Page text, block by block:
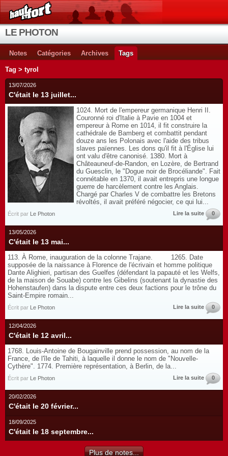
LE PHOTON
Notes Catégories Archives Tags
Tag > tyrol
13/07/2026
C'était le 13 juillet...
1024. Mort de l'empereur germanique Henri II.
Couronné roi d'Italie à Pavie en 1004 et
empereur à Rome en 1014, il fit construire la
cathédrale de Bamberg et combattit pendant
douze ans les Polonais avec l'aide des tribus
slaves païennes. Les dons qu'il fit à l'Église lui
ont valu d'être canonisé. 1380. Mort à
Châteauneuf-de-Randon, en Lozère, de Bertrand
du Guesclin, le "Dogue noir de Brocéliande". Fait
connétable en 1370, il avait entrepris une longue
guerre de harcèlement contre les Anglais.
Chargé par Charles V de combattre les Bretons
révoltés, il avait préféré négocier, ce qui lui...
Écrit par Le Photon Lire la suite 0
13/05/2026
C'était le 13 mai...
113. À Rome, inauguration de la colonne Trajane. 1265. Date
supposée de la naissance à Florence de l'écrivain et homme politique
Dante Alighieri, partisan des Guelfes (défendant la papauté et les Welfs,
de la maison de Souabe) contre les Gibelins (soutenant la dynastie des
Hohenstaufen) dans la dispute entre ces deux factions pour le trône du
Saint-Empire romain...
Écrit par Le Photon Lire la suite 0
12/04/2026
C'était le 12 avril...
1768. Louis-Antoine de Bougainville prend possession, au nom de la
France, de l'île de Tahiti, à laquelle il donne le nom de "Nouvelle-
Cythère". 1774. Première représentation, à Berlin, de la...
Écrit par Le Photon Lire la suite 0
20/02/2026
C'était le 20 février...
18/09/2025
C'était le 18 septembre...
Plus de notes...